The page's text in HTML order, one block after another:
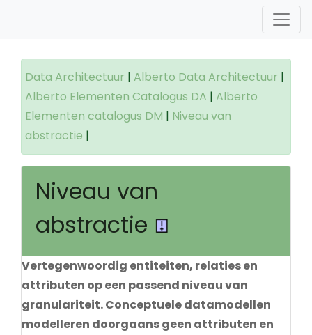
Data Architectuur | Alberto Data Architectuur |
Alberto Elementen Catalogus DA | Alberto
Elementen catalogus DM | Niveau van
abstractie |
Niveau van
abstractie
Vertegenwoordig entiteiten, relaties en
attributen op een passend niveau van
granulariteit. Conceptuele datamodellen
modelleren doorgaans geen attributen en